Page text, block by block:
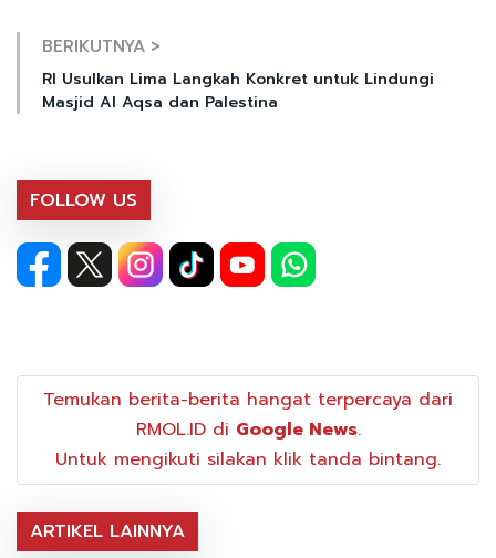
BERIKUTNYA >
RI Usulkan Lima Langkah Konkret untuk Lindungi
Masjid Al Aqsa dan Palestina
FOLLOW US
Temukan berita-berita hangat terpercaya dari
RMOL.ID di Google News.
Untuk mengikuti silakan klik tanda bintang.
ARTIKEL LAINNYA